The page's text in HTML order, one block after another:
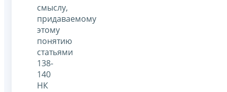
смыслу,
придаваемому
этому
понятию
статьями
138-
140
НК